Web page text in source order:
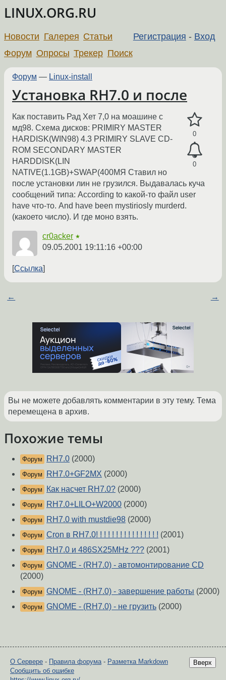
LINUX.ORG.RU
Регистрация - Вход
Новости Галерея Статьи
Форум Опросы Трекер Поиск
Форум — Linux-install
Установка RH7.0 и после
0
0
Как поставить Рад Хет 7,0 на моашине с
мд98. Схема дисков: PRIMIRY MASTER
HARDISK(WIN98) 4.3 PRIMIRY SLAVE CD-
ROM SECONDARY MASTER
HARDDISK(LIN
NATIVE(1.1GB)+SWAP(400MЯ Ставил но
после установки лин не грузился. Выдавалась куча
сообщений типа: According to какой-то файл user
have что-то. And have been mystiriosly murderd.
(какоето число). И где моно взять.
cr0acker ★
09.05.2001 19:11:16 +00:00
Ссылка
← →
Вы не можете добавлять комментарии в эту тему. Тема
перемещена в архив.
Похожие темы
Форум RH7.0 (2000)
Форум RH7.0+GF2MX (2000)
Форум Как насчет RH7.0? (2000)
Форум RH7.0+LILO+W2000 (2000)
Форум RH7.0 with mustdie98 (2000)
Форум Cron в RH7.0! ! ! ! ! ! ! ! ! ! ! ! ! ! ! ! (2001)
Форум RH7.0 и 486SX25MHz ??? (2001)
Форум GNOME - (RH7.0) - автомонтирование CD
(2000)
Форум GNOME - (RH7.0) - завершение работы (2000)
Форум GNOME - (RH7.0) - не грузить (2000)
Вверх
О Сервере - Правила форума- Разметка Markdown
Сообщить об ошибке